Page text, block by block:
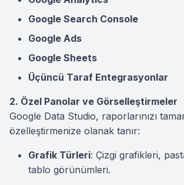
Google Search Console
Google Ads
Google Sheets
Üçüncü Taraf Entegrasyonlar
2. Özel Panolar ve Görselleştirmeler
Google Data Studio, raporlarınızı
özelleştirmenize olanak tanır:
Grafik Türleri: Çizgi grafikleri,
tablo görünümleri.